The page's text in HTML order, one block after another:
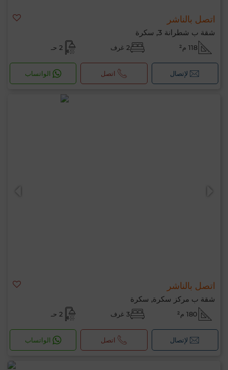
اتصل بالناشر
شقة ب شطرانة 3, سكرة
118 م² 2 غرف 2 حـ
لإتصال اتصل الواتساب
اتصل بالناشر
شقة ب مركز سكرة, سكرة
180 م² 3 غرف 2 حـ
لإتصال اتصل الواتساب